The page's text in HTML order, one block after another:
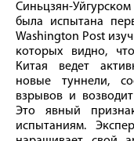
Синьцзян-
была испытана
Washington Post
которых видно,
Китая ведет
новые туннели,
взрывов и
Это явный
испытаниям.